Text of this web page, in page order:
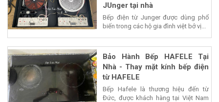
JUnger tại nhà
Bếp điện từ Junger được dùng phổ
biến trong các hộ gia đình việt bở vị...
Bảo Hành Bếp HAFELE Tại
Nhà - Thay mặt kính bếp điện
từ HAFELE
Bếp Hafele là thương hiệu đến từ
Đức, được khách hàng tại Việt Nam